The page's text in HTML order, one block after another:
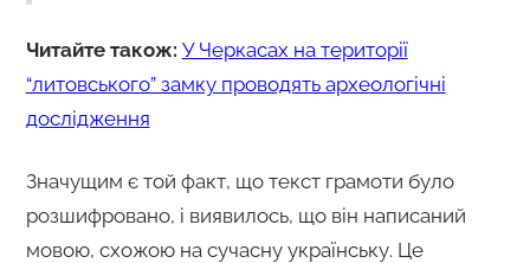
Читайте також: У Черкасах на території
“литовського” замку проводять археологічні
дослідження
Значущим є той факт, що текст грамоти було
розшифровано, і виявилось, що він написаний
мовою, схожою на сучасну українську. Це